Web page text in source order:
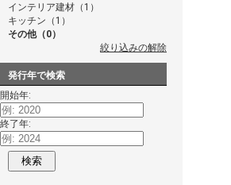
インテリア建材（1）
キッチン（1）
その他（0）
絞り込みの解除
発行年で検索
開始年:
終了年:
検索